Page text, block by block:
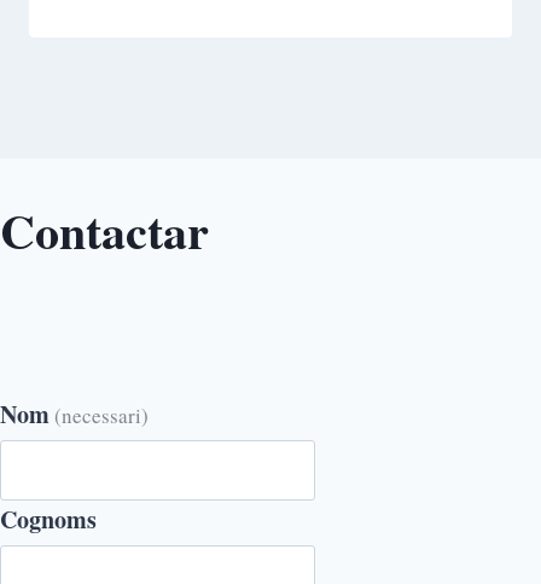
Contactar
Nom (necessari)
Cognoms